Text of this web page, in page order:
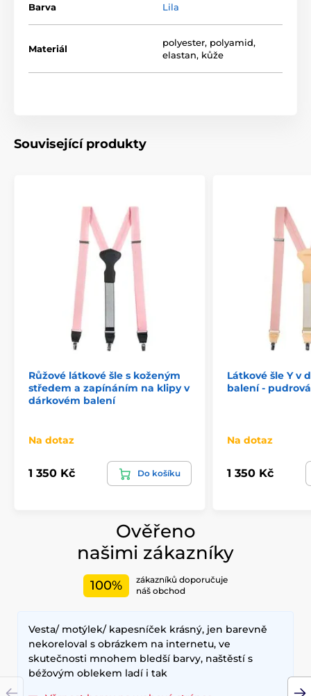
Barva Lila
Materiál
polyester, polyamid,
elastan, kůže
Související produkty
Růžové látkové šle s koženým
středem a zapínáním na klipy v
dárkovém balení
Na dotaz
1 350 Kč Do košíku
Látkové šle Y v
balení -
Na dotaz
1 350 Kč
Ověřeno
našimi zákazníky
100%
zákazníků doporučuje
náš obchod
Vesta/ motýlek/ kapesníček krásný, jen barevně
nekoreloval s obrázkem na internetu, ve
skutečnosti mnohem bledší barvy, naštěstí s
béžovým oblekem ladí i tak